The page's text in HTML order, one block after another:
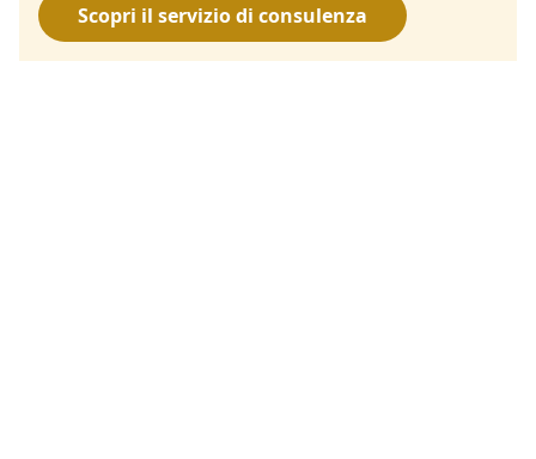
Scopri il servizio di consulenza